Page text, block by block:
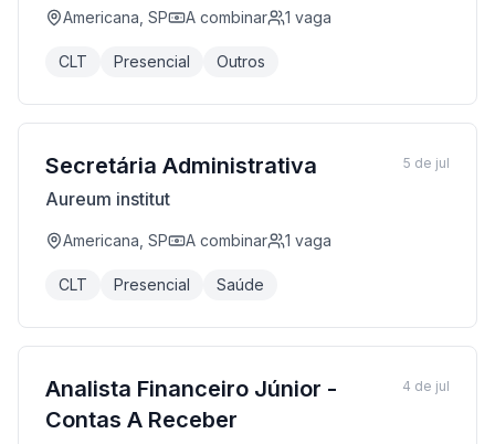
Americana, SP A combinar 1 vaga
CLT Presencial Outros
Secretária Administrativa
Aureum institut
Americana, SP A combinar 1 vaga
CLT Presencial Saúde
5 de jul
Analista Financeiro Júnior -
Contas A Receber
4 de jul